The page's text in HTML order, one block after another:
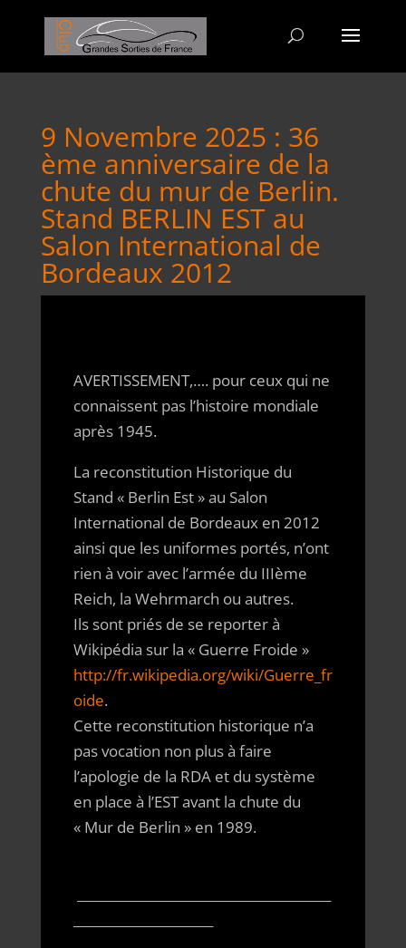
9 Novembre 2025 : 36
ème anniversaire de la
chute du mur de Berlin.
Stand BERLIN EST au
Salon International de
Bordeaux 2012
AVERTISSEMENT,…. pour ceux qui ne
connaissent pas l’histoire mondiale
après 1945.
La reconstitution Historique du
Stand « Berlin Est » au Salon
International de Bordeaux en 2012
ainsi que les uniformes portés, n’ont
rien à voir avec l’armée du IIIème
Reich, la Wehrmarch ou autres.
Ils sont priés de se reporter à
Wikipédia sur la « Guerre Froide »
http://fr.wikipedia.org/wiki/Guerre_fr
oide.
Cette reconstitution historique n’a
pas vocation non plus à faire
l’apologie de la RDA et du système
en place à l’EST avant la chute du
« Mur de Berlin » en 1989.